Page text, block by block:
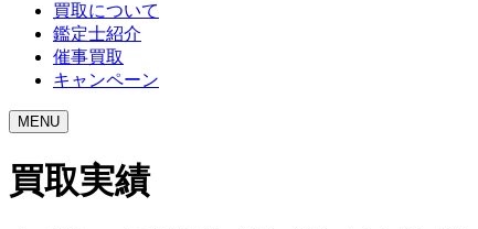
買取について
鑑定士紹介
催事買取
キャンペーン
MENU
買取実績